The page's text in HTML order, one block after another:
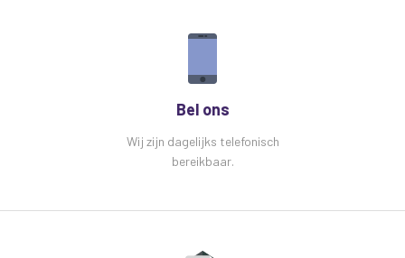
Bel ons
Wij zijn dagelijks telefonisch
bereikbaar.